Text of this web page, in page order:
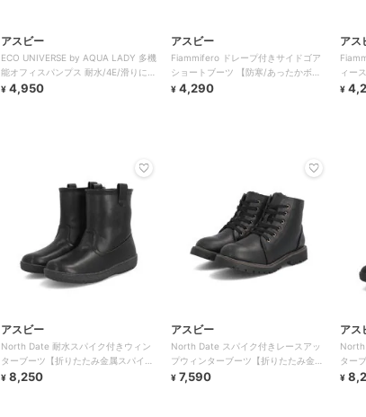
アスビー
ECO UNIVERSE by AQUA LADY 多機
能オフィスパンプス 耐水/4E/滑りにく
い
¥ 4,950
アスビー
Fiammifero ドレープ付きサイドゴア
ショートブーツ 【防寒/あったかボア
インソール】
¥ 4,290
アス
ィー
ート
¥
アスビー
North Date 耐水スパイク付きウィン
ターブーツ【折りたたみ金属スパイク/
蓄熱保温】
¥ 8,250
アスビー
North Date スパイク付きレースアッ
プウィンターブーツ【折りたたみ金属
スパイク/蓄熱保温】
¥ 7,590
アス
North
ター
蓄熱
¥